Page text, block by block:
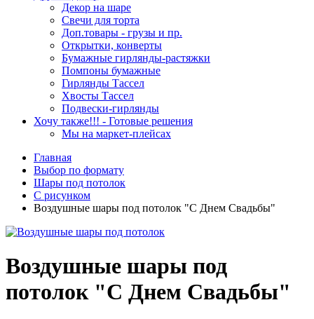
Декор на шаре
Свечи для торта
Доп.товары - грузы и пр.
Открытки, конверты
Бумажные гирлянды-растяжки
Помпоны бумажные
Гирлянды Тассел
Хвосты Тассел
Подвески-гирлянды
Хочу также!!! - Готовые решения
Мы на маркет-плейсах
Главная
Выбор по формату
Шары под потолок
С рисунком
Воздушные шары под потолок "С Днем Свадьбы"
Воздушные шары под
потолок "С Днем Свадьбы"